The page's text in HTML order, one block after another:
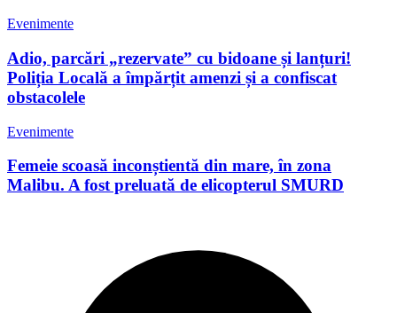
Evenimente
Adio, parcări „rezervate” cu bidoane și lanțuri!
Poliția Locală a împărțit amenzi și a confiscat
obstacolele
Evenimente
Femeie scoasă inconștientă din mare, în zona
Malibu. A fost preluată de elicopterul SMURD